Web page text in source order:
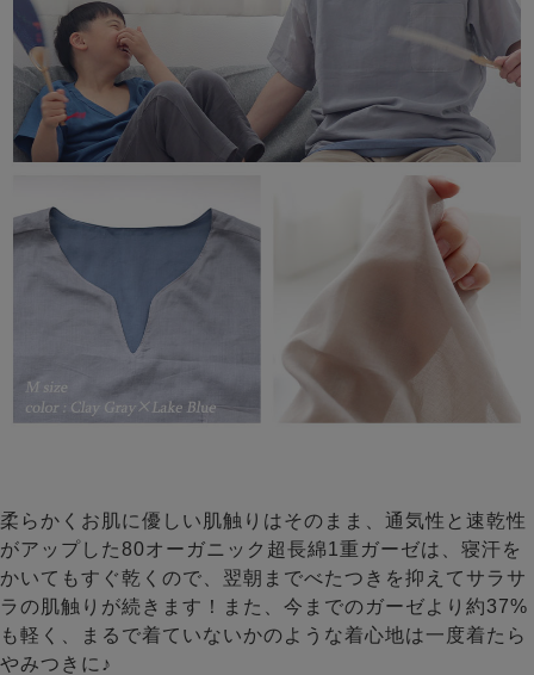
柔らかくお肌に優しい肌触りはそのまま、通気性と速乾性
がアップした80オーガニック超長綿1重ガーゼは、寝汗を
かいてもすぐ乾くので、翌朝までべたつきを抑えてサラサ
ラの肌触りが続きます！また、今までのガーゼより約37%
も軽く、まるで着ていないかのような着心地は一度着たら
やみつきに♪